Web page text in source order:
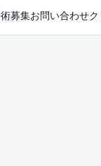
募集お問い合わせ